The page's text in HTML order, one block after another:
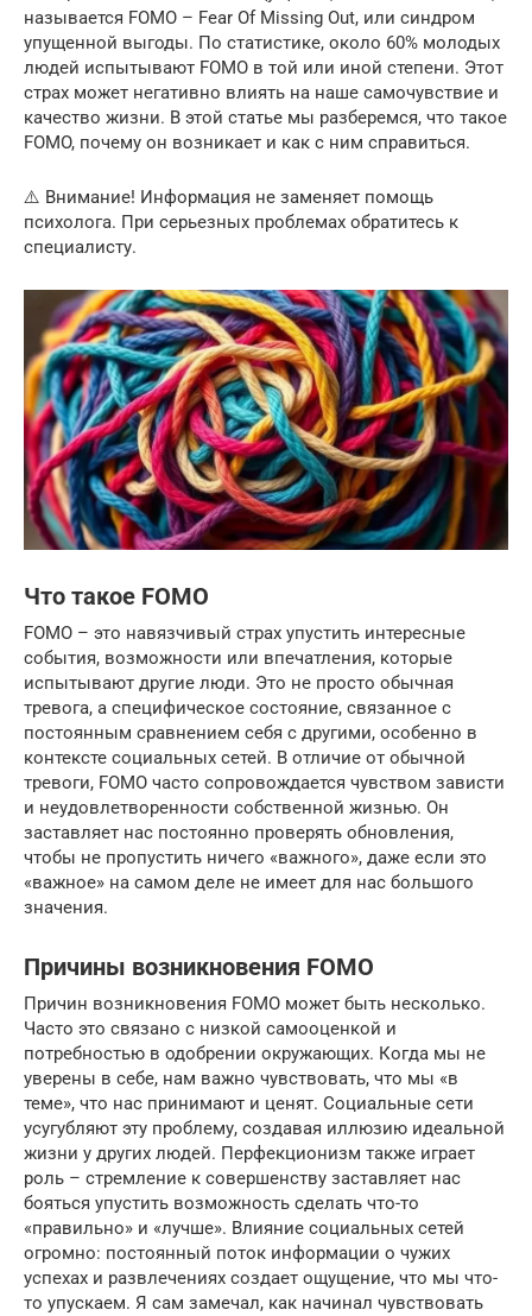
называется FOMO – Fear Of Missing Out, или синдром
упущенной выгоды. По статистике, около 60% молодых
людей испытывают FOMO в той или иной степени. Этот
страх может негативно влиять на наше самочувствие и
качество жизни. В этой статье мы разберемся, что такое
FOMO, почему он возникает и как с ним справиться.
⚠️ Внимание! Информация не заменяет помощь
психолога. При серьезных проблемах обратитесь к
специалисту.
Что такое FOMO
FOMO – это навязчивый страх упустить интересные
события, возможности или впечатления, которые
испытывают другие люди. Это не просто обычная
тревога, а специфическое состояние, связанное с
постоянным сравнением себя с другими, особенно в
контексте социальных сетей. В отличие от обычной
тревоги, FOMO часто сопровождается чувством зависти
и неудовлетворенности собственной жизнью. Он
заставляет нас постоянно проверять обновления,
чтобы не пропустить ничего «важного», даже если это
«важное» на самом деле не имеет для нас большого
значения.
Причины возникновения FOMO
Причин возникновения FOMO может быть несколько.
Часто это связано с низкой самооценкой и
потребностью в одобрении окружающих. Когда мы не
уверены в себе, нам важно чувствовать, что мы «в
теме», что нас принимают и ценят. Социальные сети
усугубляют эту проблему, создавая иллюзию идеальной
жизни у других людей. Перфекционизм также играет
роль – стремление к совершенству заставляет нас
бояться упустить возможность сделать что-то
«правильно» и «лучше». Влияние социальных сетей
огромно: постоянный поток информации о чужих
успехах и развлечениях создает ощущение, что мы что-
то упускаем. Я сам замечал, как начинал чувствовать